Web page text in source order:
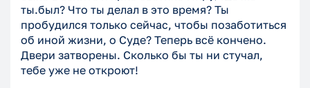
ты.был? Что ты делал в это время? Ты
пробудился только сейчас, чтобы позаботиться
об иной жизни, о Суде? Теперь всё кончено.
Двери затворены. Сколько бы ты ни стучал,
тебе уже не откроют!